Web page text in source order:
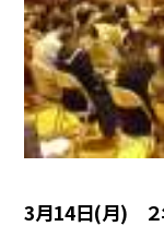
3月14日(月) ２